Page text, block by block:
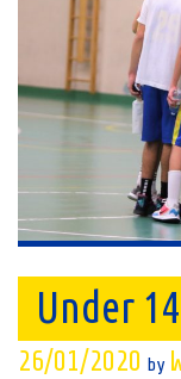
Under
26/01/2020 by